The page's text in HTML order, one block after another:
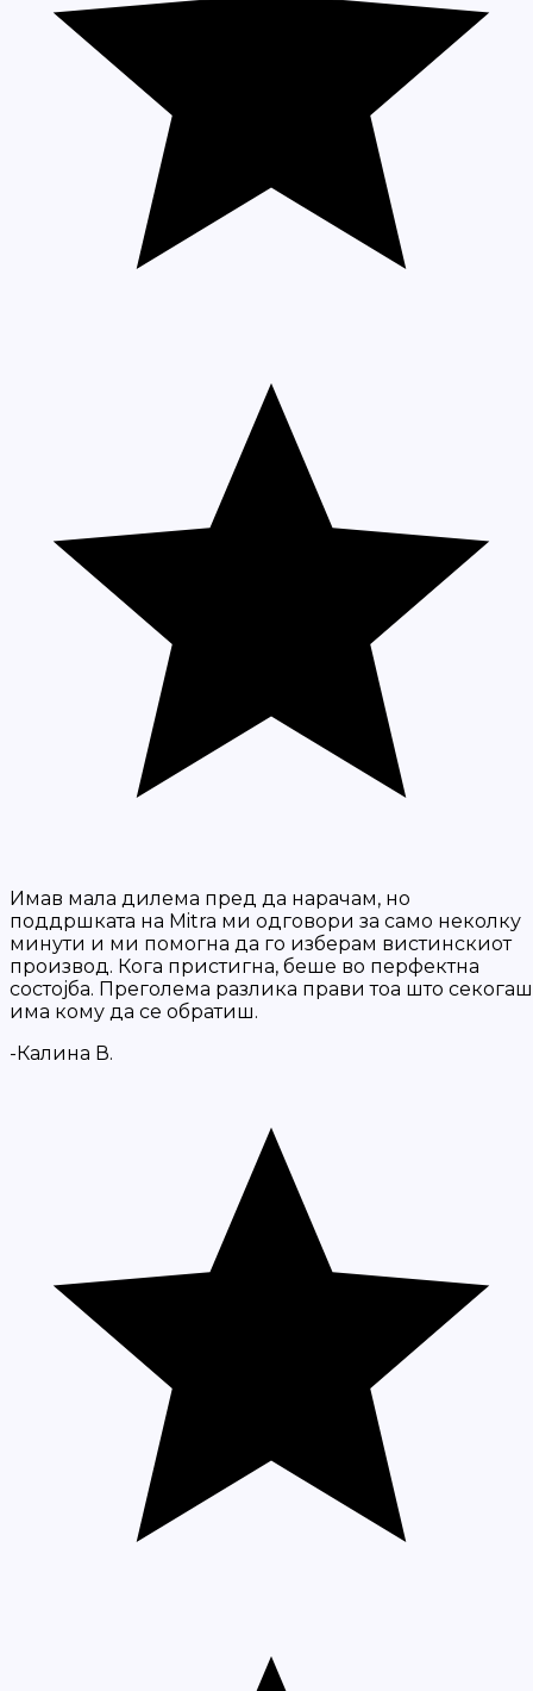
Имав мала дилема пред да нарачам, но
поддршката на Mitra ми одговори за само неколку
минути и ми помогна да го изберам вистинскиот
производ. Кога пристигна, беше во перфектна
состојба. Преголема разлика прави тоа што секогаш
има кому да се обратиш.
-Калина В.